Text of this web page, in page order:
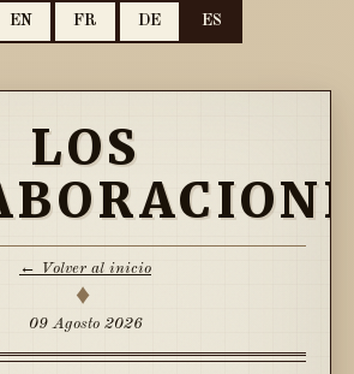
EN FR DE ES
LOS
← Volver al inicio
♦
09 Agosto 2026